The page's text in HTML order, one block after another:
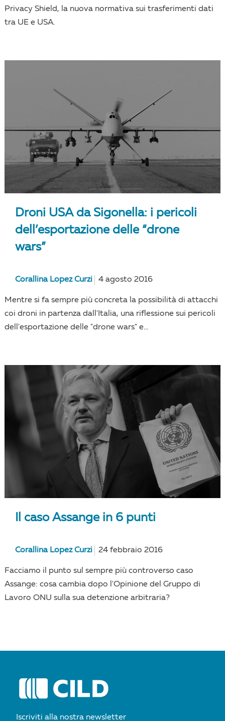
Privacy Shield, la nuova normativa sui trasferimenti dati
tra UE e USA.
Droni USA da Sigonella: i pericoli
dell’esportazione delle “drone
wars”
Corallina Lopez Curzi 4 agosto 2016
Mentre si fa sempre più concreta la possibilità di attacchi
coi droni in partenza dall'Italia, una riflessione sui pericoli
dell'esportazione delle "drone wars" e...
Il caso Assange in 6 punti
Corallina Lopez Curzi 24 febbraio 2016
Facciamo il punto sul sempre più controverso caso
Assange: cosa cambia dopo l'Opinione del Gruppo di
Lavoro ONU sulla sua detenzione arbitraria?
Iscriviti alla nostra newsletter